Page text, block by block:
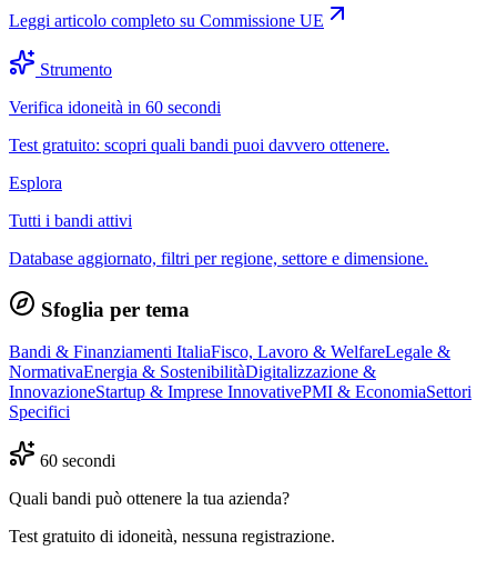
Leggi articolo completo su Commissione UE
Strumento
Verifica idoneità in 60 secondi
Test gratuito: scopri quali bandi puoi davvero ottenere.
Esplora
Tutti i bandi attivi
Database aggiornato, filtri per regione, settore e dimensione.
Sfoglia per tema
Bandi & Finanziamenti ItaliaFisco, Lavoro & WelfareLegale &
NormativaEnergia & SostenibilitàDigitalizzazione &
InnovazioneStartup & Imprese InnovativePMI & EconomiaSettori
Specifici
60 secondi
Quali bandi può ottenere la tua azienda?
Test gratuito di idoneità, nessuna registrazione.